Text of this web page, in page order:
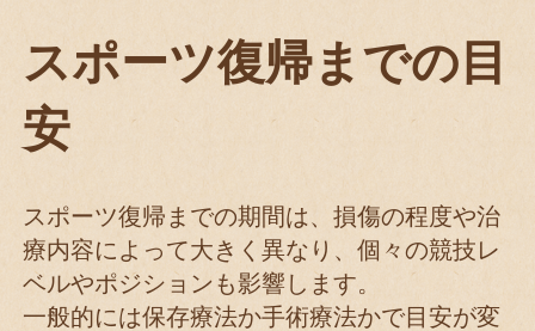
スポーツ復帰までの目
安
スポーツ復帰までの期間は、損傷の程度や治
療内容によって大きく異なり、個々の競技レ
ベルやポジションも影響します。
一般的には保存療法か手術療法かで目安が変